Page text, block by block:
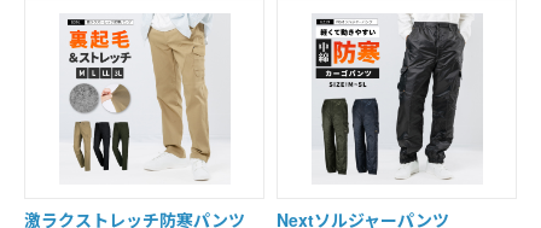
ックスの着用に対応。素材／ストレ
ッチツイル（伸長率40％）製品洗い
ーティなルックスと細身なデーパー
ドシルエット。男女ユニセックスの
着用に対応。素材／コーデュラ
NYCOダブルフェイスジャージ（伸
長率40％以上）吸水速乾
激ラクストレッチ防寒パンツ Nextソルジャーパンツ